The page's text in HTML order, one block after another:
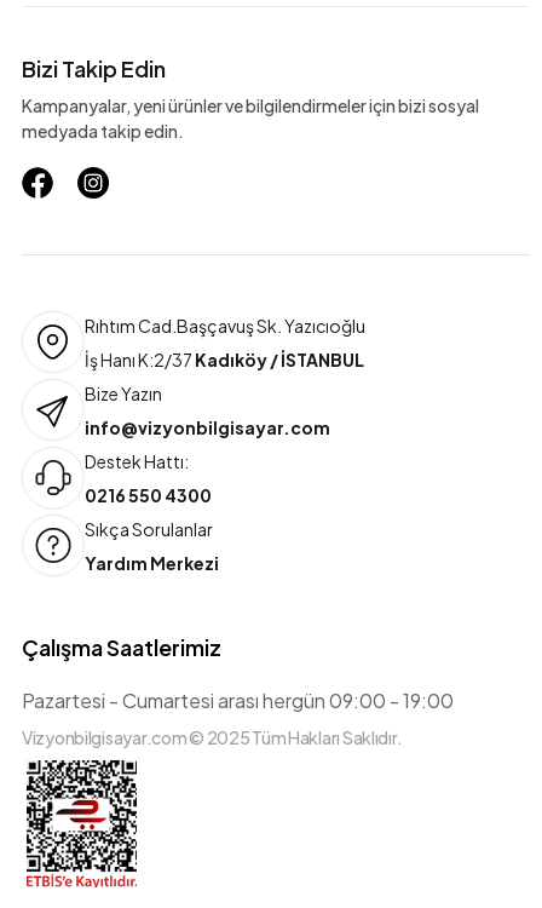
Bizi Takip Edin
Kampanyalar, yeni ürünler ve bilgilendirmeler için bizi sosyal
medyada takip edin.
Rıhtım Cad.Başçavuş Sk. Yazıcıoğlu
İş Hanı K:2/37 Kadıköy / İSTANBUL
Bize Yazın
info@vizyonbilgisayar.com
Destek Hattı:
0216 550 4300
Sıkça Sorulanlar
Yardım Merkezi
Çalışma Saatlerimiz
Pazartesi - Cumartesi arası hergün 09:00 - 19:00
Vizyonbilgisayar.com © 2025 Tüm Hakları Saklıdır.